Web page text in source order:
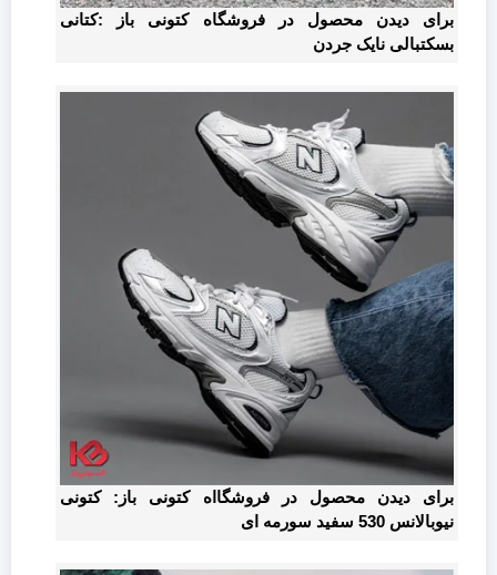
برای دیدن محصول در فروشگاه کتونی باز :کتانی
بسکتبالی نایک جردن
برای دیدن محصول در فروشگااه کتونی باز: کتونی
نیوبالانس 530 سفید سورمه ای